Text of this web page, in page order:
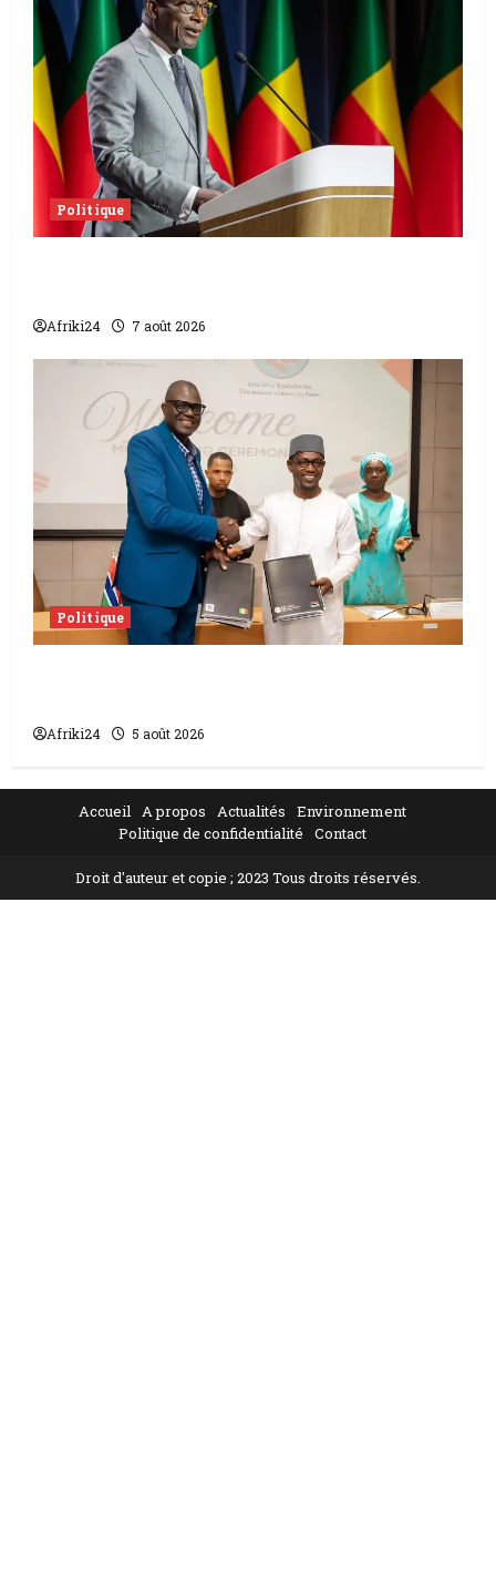
Politique
Afriki24 7 août 2026
Politique
Afriki24 5 août 2026
Accueil A propos Actualités
Environnement
Politique de confidentialité
Contact
Droit d'auteur et copie ; 2023 Tous droits réservés.